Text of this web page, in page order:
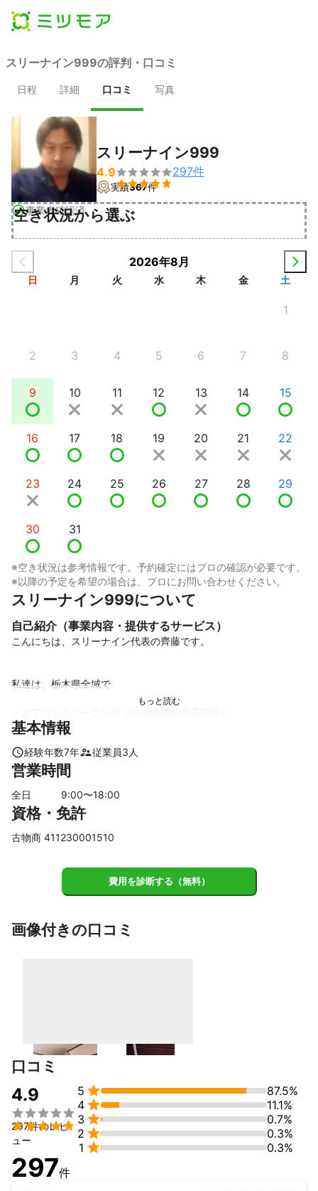
スリーナイン999の評判・口コミ
日程 詳細 口コミ 写真
事業者確認済
スリーナイン999
4.9

297件
実績367件
空き状況から選ぶ
2026年8月
日 月 火 水 木 金 土
1
2 3 4 5 6 7 8
9 10 11 12 13 14 15
16 17 18 19 20 21 22
23 24 25 26 27 28 29
30 31
※空き状況は参考情報です。予約確定にはプロの確認が必要です。
※以降の予定を希望の場合は、プロにお問い合わせください。
スリーナイン999について
自己紹介（事業内容・提供するサービス）
こんにちは、スリーナイン代表の齊藤です。
私達は、栃木県全域で
・浴室・お風呂場クリーニング
・レンジフード換気扇クリーニング
・トイレクリーニング
・洗濯機分解洗浄
・片付けが出来ないお家のゴミ屋敷清掃
など暮らしの中でのお困り事を喜んで作業させていただいており
私達は、お客様の気持ちに寄り添う事を大切にしているので、
これはこうして欲しいなどのお客様のご要望やご期待に応えられ
お掃除関係では、現状確認のご説明や質問をさせていただきます
のでお願い致します。
当社のモットーはお客様が笑顔で喜んでいただける事だけを考え
て対応させていただいております。
これまでの実績
これまでスリーナインが行ってきた作業は、
基本情報
経験年数7年 従業員3 人
営業時間
全日 9:00〜18:00
資格・免許
古物商 411230001510
費用を診断する（無料）
画像付きの口コミ
口コミ
4.9


297件のレビ
ュー
5 
87.5%
4 
11.1%
3 
0.7%
2 
0.3%
1  0.3%
297件